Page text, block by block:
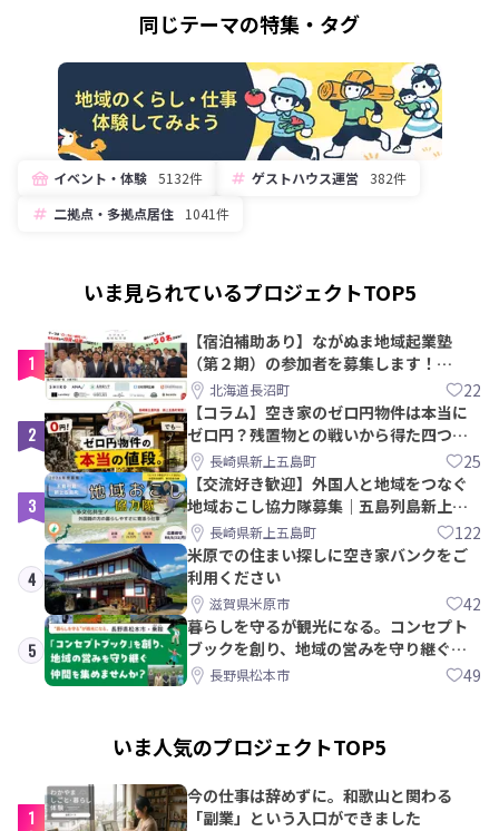
同じテーマの特集・タグ
イベント・体験 5132件 ゲストハウス運営 382件
二拠点・多拠点居住
1041件
いま見られているプロジェクトTOP5
1
【宿泊補助あり】ながぬま地域起業塾
（第２期）の参加者を募集します！
【8/21〆】
北海道長沼町 22
2
【コラム】空き家のゼロ円物件は本当に
ゼロ円？残置物との戦いから得た四つの
教訓｜新上五島町
長崎県新上五島町 25
3
【交流好き歓迎】外国人と地域をつなぐ
地域おこし協力隊募集｜五島列島新上五
島町長崎県新上五島町 122
4
米原での住まい探しに空き家バンクをご
利用ください
滋賀県米原市 42
5
暮らしを守るが観光になる。コンセプト
ブックを創り、地域の営みを守り継ぐ仲
間を集めませんか？
長野県松本市 49
いま人気のプロジェクトTOP5
1
今の仕事は辞めずに。和歌山と関わる
「副業」という入口ができました